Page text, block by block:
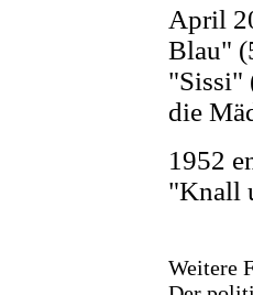
April
Blau"
"Sissi"
die
1952
"Knall
Weitere